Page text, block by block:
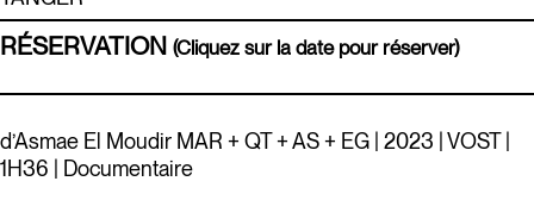
RÉSERVATION (Cliquez sur la date pour réserver)
d’Asmae El Moudir MAR + QT + AS + EG | 2023 | VOST |
1H36 | Documentaire